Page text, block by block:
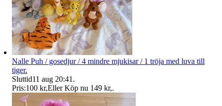
Nalle Puh / gosedjur / 4 mindre mjukisar / 1 tröja med luva till
tiger.
Sluttid11 aug 20:41 .
Pris:100 kr,Eller Köp nu 149 kr,.